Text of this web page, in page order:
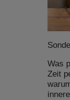
Was
Zeit